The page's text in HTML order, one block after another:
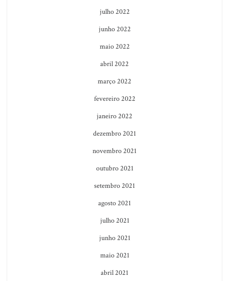
julho 2022
junho 2022
maio 2022
abril 2022
março 2022
fevereiro 2022
janeiro 2022
dezembro 2021
novembro 2021
outubro 2021
setembro 2021
agosto 2021
julho 2021
junho 2021
maio 2021
abril 2021